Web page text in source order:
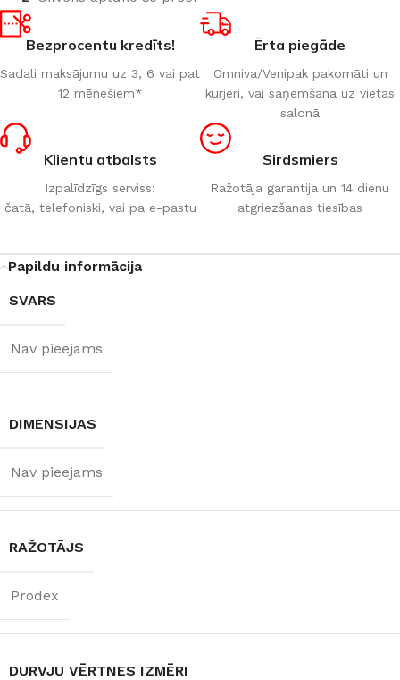
Bezprocentu kredīts!
Sadali maksājumu uz 3, 6 vai pat
12 mēnešiem*
Ērta piegāde
Omniva/Venipak pakomāti un
kurjeri, vai saņemšana uz vietas
salonā
Klientu atbalsts
Izpalīdzīgs serviss:
čatā, telefoniski, vai pa e-pastu
Sirdsmiers
Ražotāja garantija un 14 dienu
atgriezšanas tiesības
Papildu informācija
SVARS
Nav pieejams
DIMENSIJAS
Nav pieejams
RAŽOTĀJS
Prodex
DURVJU VĒRTNES IZMĒRI